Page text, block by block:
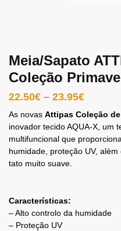
Meia/Sapato
Coleção
22.50€ – 23.95€
As novas Attipas Coleção de
inovador tecido AQUA-X, um
multifuncional que
humidade, proteção UV,
tato muito suave.
Características:
– Alto controlo da humidade
– Proteção UV